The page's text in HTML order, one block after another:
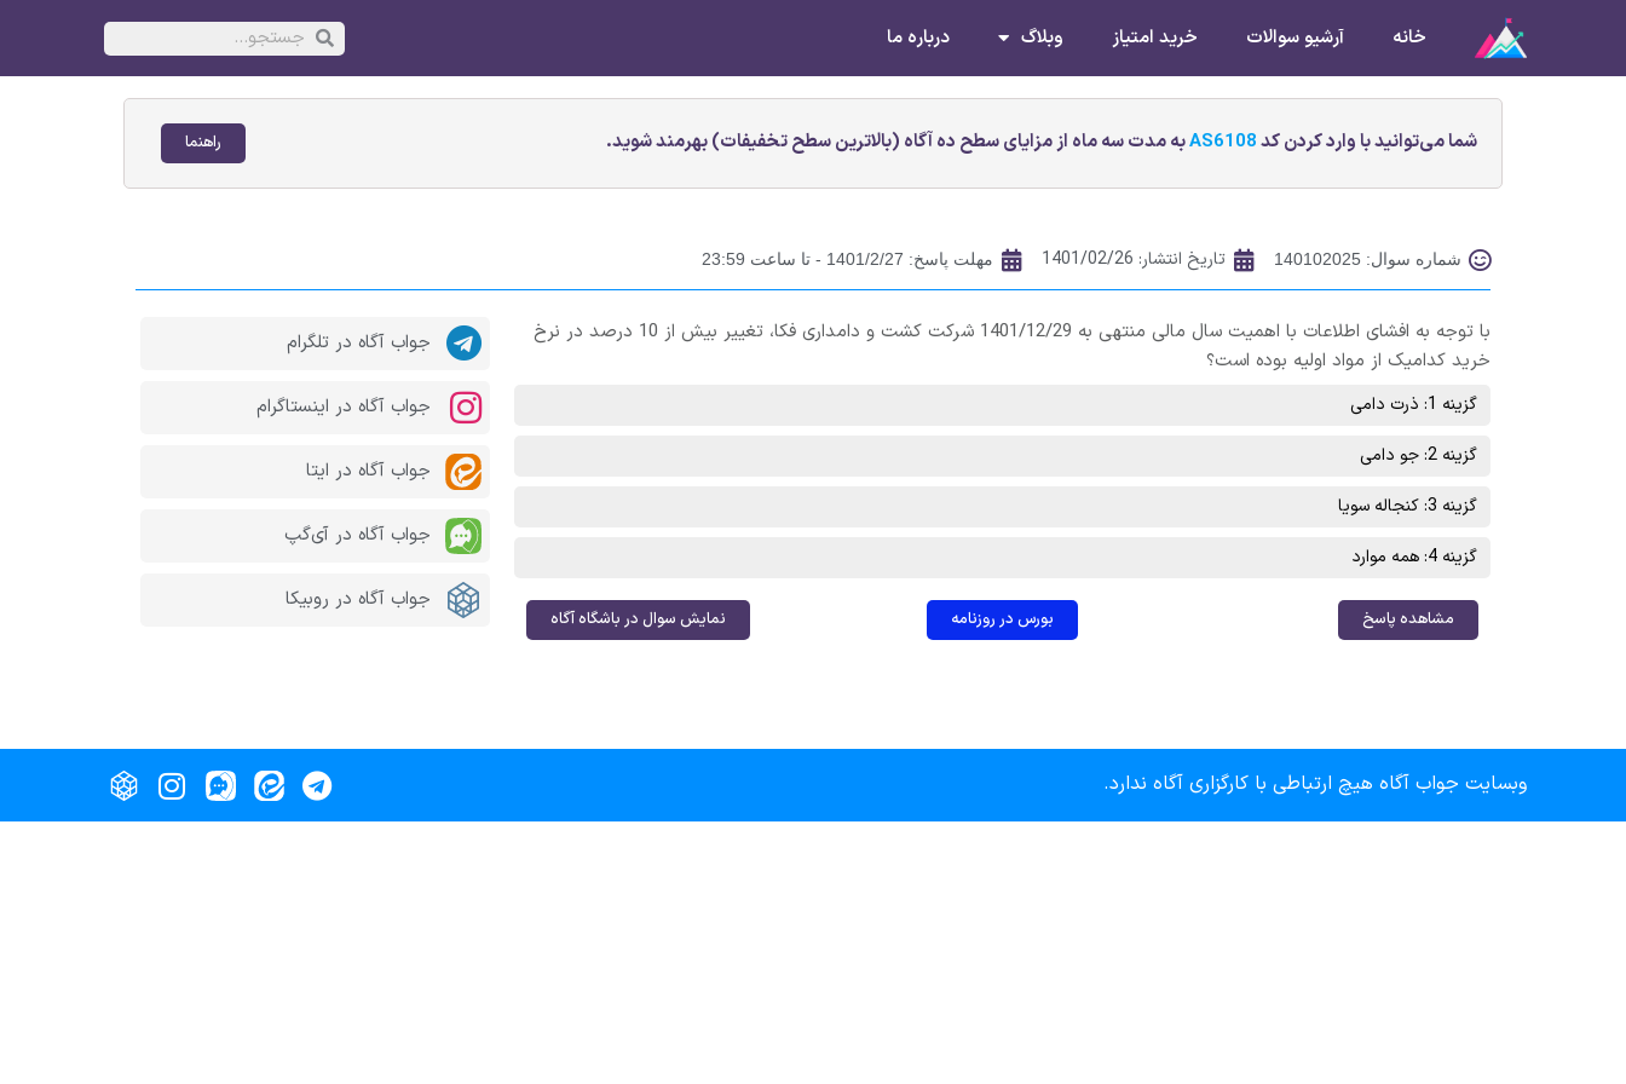
خانه آرشیو سوالات خرید امتیاز وبلاگ درباره ما
شما می‌توانید با وارد کردن کدAS6108به مدت سه ماه از مزایای سطح ده آگاه (بالاترین سطح تخفیفات) بهرمند شوید. راهنما
شماره سوال: 140102025 تاریخ انتشار: 1401/02/26 مهلت پاسخ: 1401/2/27 - تا ساعت 23:59
با توجه به افشای اطلاعات با اهمیت سال مالی منتهی به 1401/12/29 شرکت کشت و دامداری فکا، تغيير بيش از 10 درصد در نرخ
خريد کدامیک از مواد اوليه بوده است؟
گزینه 1: ذرت دامی
گزینه 2: جو دامی
گزینه 3: کنجاله سویا
گزینه 4: همه موارد
مشاهده پاسخ بورس در روزنامه نمایش سوال در باشگاه آگاه
جواب آگاه در تلگرام
جواب آگاه در اینستاگرام
جواب آگاه در ایتا
جواب آگاه در آی‌گپ
جواب آگاه در روبیکا
وبسایت جواب آگاه هیچ ارتباطی با کارگزاری آگاه ندارد.